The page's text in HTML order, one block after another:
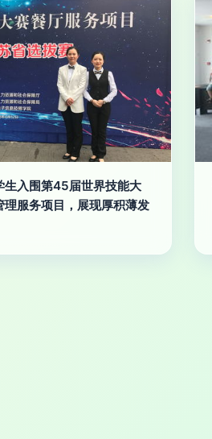
生入围第45届世界技能大
理服务项目，展现厚积薄发